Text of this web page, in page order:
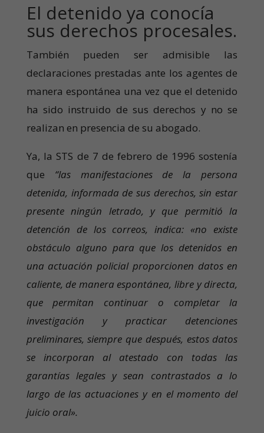
El detenido ya conocía
sus derechos procesales.
También pueden ser admisible las
declaraciones prestadas ante los agentes de
manera espontánea una vez que el detenido
ha sido instruido de sus derechos y no se
realizan en presencia de su abogado.
Ya, la STS de 7 de febrero de 1996 sostenía
que “las manifestaciones de la persona
detenida, informada de sus derechos, sin estar
presente ningún letrado, y que permitió la
detención de los correos, indica: «no existe
obstáculo alguno para que los detenidos en
una actuación policial proporcionen datos en
caliente, de manera espontánea, libre y directa,
que permitan continuar o completar la
investigación y practicar detenciones
preliminares, siempre que después, estos datos
se incorporan al atestado con todas las
garantías legales y sean contrastados a lo
largo de las actuaciones y en el momento del
juicio oral».